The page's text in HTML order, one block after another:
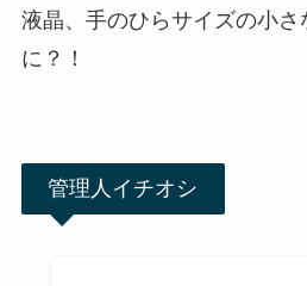
液晶、手のひらサイズの小
に？！
管理人イチオシ